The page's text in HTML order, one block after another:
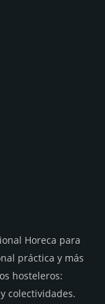
Horeca para
práctica y más
hosteleros:
colectividades.